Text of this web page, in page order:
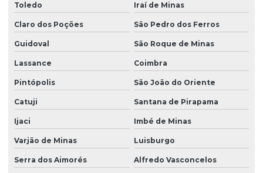
Toledo Iraí de Minas
Claro dos Poções São Pedro dos Ferros
Guidoval São Roque de Minas
Lassance Coimbra
Pintópolis São João do Oriente
Catuji Santana de Pirapama
Ijaci Imbé de Minas
Varjão de Minas Luisburgo
Serra dos Aimorés Alfredo Vasconcelos